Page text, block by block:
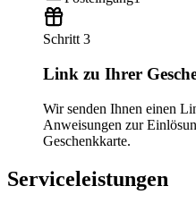
Schritt 3
Link zu Ihrer
Wir senden Ihnen einen
Anweisungen zur
Geschenkkarte.
Serviceleistungen